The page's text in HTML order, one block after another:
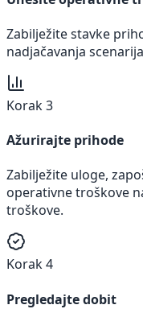
Zabilježite stavke
nadjačavanja
Korak 3
Ažurirajte prihode
Zabilježite uloge,
operativne troškove
troškove.
Korak 4
Pregledajte dobit